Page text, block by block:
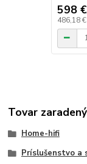
598 €
486,18 €
Tovar
Home-hifi
Príslušenstvo a